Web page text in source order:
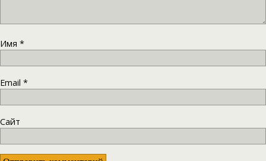
Имя *
Email *
Сайт